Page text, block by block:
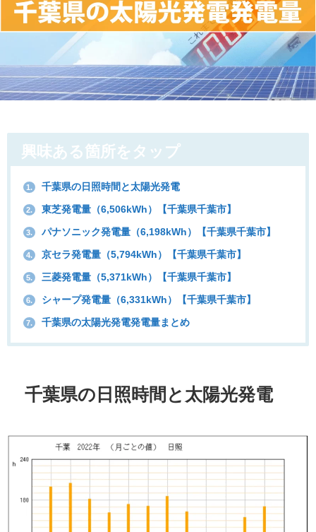
興味ある箇所をタップ
1. 千葉県の日照時間と太陽光発電
2. 東芝発電量（6,506kWh）【千葉県千葉市】
3. パナソニック発電量（6,198kWh）【千葉県千葉市】
4. 京セラ発電量（5,794kWh）【千葉県千葉市】
5. 三菱発電量（5,371kWh）【千葉県千葉市】
6. シャープ発電量（6,331kWh）【千葉県千葉市】
7. 千葉県の太陽光発電発電量まとめ
千葉県の日照時間と太陽光発電